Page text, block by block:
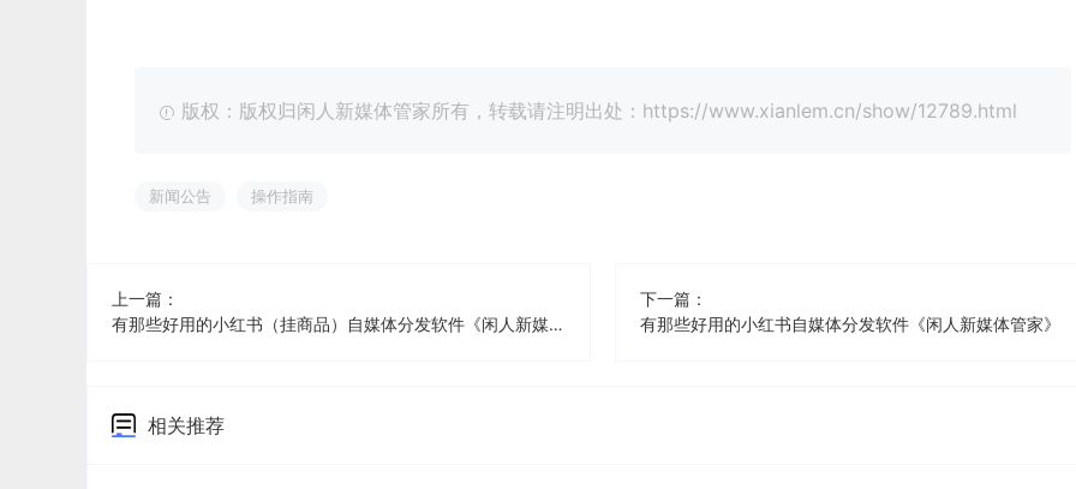
版权：版权归闲人新媒体管家所有，转载请注明出处：https://www.xianlem.cn/show/12789.html
新闻公告 操作指南
上一篇：
有那些好用的小红书（挂商品）自媒体分发软件《闲人新媒体管家》
下一篇：
有那些好用的小红书自媒体分发软件《闲人新媒体管家》
相关推荐